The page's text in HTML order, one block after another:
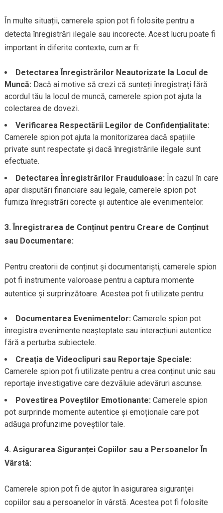
În multe situații, camerele spion pot fi folosite pentru a
detecta înregistrări ilegale sau incorecte. Acest lucru poate fi
important în diferite contexte, cum ar fi:
Detectarea Înregistrărilor Neautorizate la Locul de
Muncă: Dacă ai motive să crezi că sunteți înregistrați fără
acordul tău la locul de muncă, camerele spion pot ajuta la
colectarea de dovezi.
Verificarea Respectării Legilor de Confidențialitate:
Camerele spion pot ajuta la monitorizarea dacă spațiile
private sunt respectate și dacă înregistrările ilegale sunt
efectuate.
Detectarea Înregistrărilor Frauduloase: În cazul în care
apar disputări financiare sau legale, camerele spion pot
furniza înregistrări corecte și autentice ale evenimentelor.
3. Înregistrarea de Conținut pentru Creare de Conținut
sau Documentare:
Pentru creatorii de conținut și documentariști, camerele spion
pot fi instrumente valoroase pentru a captura momente
autentice și surprinzătoare. Acestea pot fi utilizate pentru:
Documentarea Evenimentelor: Camerele spion pot
înregistra evenimente neașteptate sau interacțiuni autentice
fără a perturba subiectele.
Creația de Videoclipuri sau Reportaje Speciale:
Camerele spion pot fi utilizate pentru a crea conținut unic sau
reportaje investigative care dezvăluie adevăruri ascunse.
Povestirea Poveștilor Emotionante: Camerele spion
pot surprinde momente autentice și emoționale care pot
adăuga profunzime poveștilor tale.
4. Asigurarea Siguranței Copiilor sau a Persoanelor În
Vârstă:
Camerele spion pot fi de ajutor în asigurarea siguranței
copiilor sau a persoanelor în vârstă. Acestea pot fi folosite